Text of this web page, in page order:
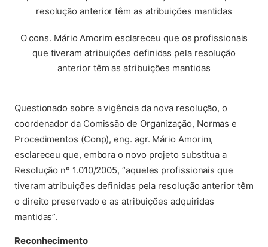
O cons. Mário Amorim esclareceu que os profissionais
que tiveram atribuições definidas pela resolução
anterior têm as atribuições mantidas
Questionado sobre a vigência da nova resolução, o
coordenador da Comissão de Organização, Normas e
Procedimentos (Conp), eng. agr. Mário Amorim,
esclareceu que, embora o novo projeto substitua a
Resolução nº 1.010/2005, “aqueles profissionais que
tiveram atribuições definidas pela resolução anterior têm
o direito preservado e as atribuições adquiridas
mantidas”.
Reconhecimento